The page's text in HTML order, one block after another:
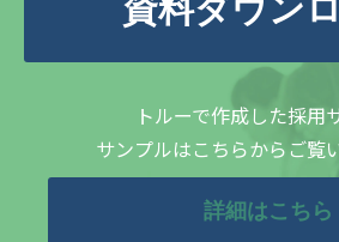
資料ダウン
トルーで作成した採用
サンプルはこちらからご覧
詳細はこちら